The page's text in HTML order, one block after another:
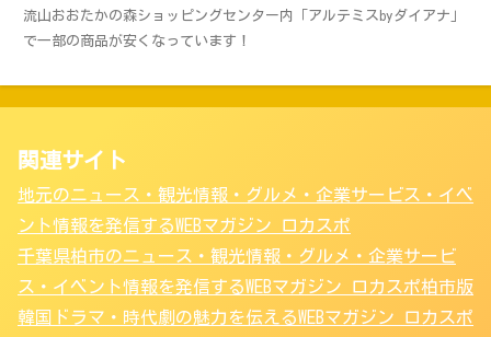
流山おおたかの森ショッピングセンター内「アルテミスbyダイアナ」
で一部の商品が安くなっています！
関連サイト
地元のニュース・観光情報・グルメ・企業サービス・イベ
ント情報を発信するWEBマガジン ロカスポ
千葉県柏市のニュース・観光情報・グルメ・企業サービ
ス・イベント情報を発信するWEBマガジン ロカスポ柏市版
韓国ドラマ・時代劇の魅力を伝えるWEBマガジン ロカスポ